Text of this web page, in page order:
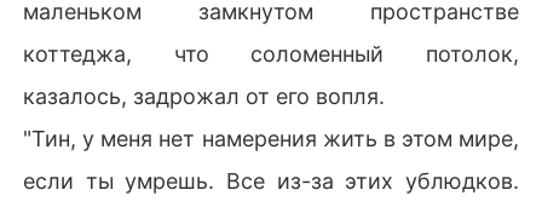
маленьком замкнутом пространстве
коттеджа, что соломенный потолок,
казалось, задрожал от его вопля.
"Тин, у меня нет намерения жить в этом мире,
если ты умрешь. Все из-за этих ублюдков.